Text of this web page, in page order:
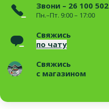
Звони – 26 100 502
Пн.–Пт. 9:00 – 17:00
Свяжись
по чату
Свяжись
с магазином